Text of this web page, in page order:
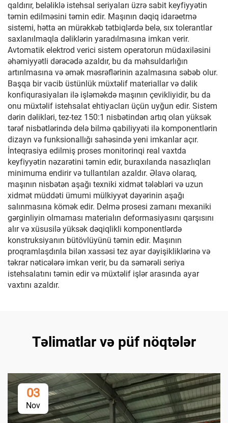
qaldırır, beləliklə istehsal seriyaları üzrə sabit keyfiyyətin
təmin edilməsini təmin edir. Maşının dəqiq idarəetmə
sistemi, hətta ən mürəkkəb tətbiqlərdə belə, sıx tolerantlar
saxlanılmaqla dəliklərin yaradılmasına imkan verir.
Avtomatik elektrod verici sistem operatorun müdaxiləsini
əhəmiyyətli dərəcədə azaldır, bu da məhsuldarlığın
artırılmasına və əmək məsrəflərinin azalmasına səbəb olur.
Başqa bir vacib üstünlük müxtəlif materiallar və dəlik
konfiqurasiyaları ilə işləməkdə maşının çevikliyidir, bu da
onu müxtəlif istehsalat ehtiyacları üçün uyğun edir. Sistem
dərin dəlikləri, tez-tez 150:1 nisbətindən artıq olan yüksək
tərəf nisbətlərində delə bilmə qabiliyyəti ilə komponentlərin
dizayn və funksionallığı sahəsində yeni imkanlar açır.
İnteqrasiya edilmiş proses monitorinqi real vaxtda
keyfiyyətin nəzarətini təmin edir, buraxılanda nasazlıqları
minimuma endirir və tullantıları azaldır. Əlavə olaraq,
maşının nisbətən aşağı texniki xidmət tələbləri və uzun
xidmət müddəti ümumi mülkiyyət dəyərinin aşağı
salınmasına kömək edir. Delmə prosesi zamanı mexaniki
gərginliyin olmaması materialın deformasiyasını qarşısını
alır və xüsusilə yüksək dəqiqlikli komponentlərdə
konstruksiyanın bütövlüyünü təmin edir. Maşının
proqramlaşdırıla bilən xassəsi tez ayar dəyişikliklərinə və
təkrar nəticələrə imkan verir, bu da səmərəli seriya
istehsalatını təmin edir və müxtəlif işlər arasında ayar
vaxtını azaldır.
Təlimatlar və püf nöqtələr
03
Nov